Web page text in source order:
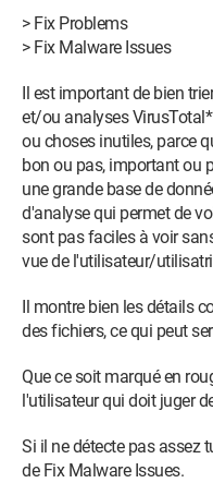
J'espère que quelqu'un
> Fix Problems
> Fix Malware Issues
Il est important de bien
et/ou analyses
ou choses inutiles, parce
bon ou pas, important ou
une grande base de
d'analyse qui permet de
sont pas faciles à voir
vue de l'utilisateur/
Il montre bien les détails
des fichiers, ce qui peut
Que ce soit marqué en
l'utilisateur qui doit juger
Si il ne détecte pas assez
de Fix Malware Issues.